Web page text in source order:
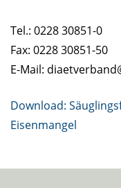
Tel.: 0228 30851-0
Fax: 0228 30851-50
E-Mail:
Download:
Eisenmangel